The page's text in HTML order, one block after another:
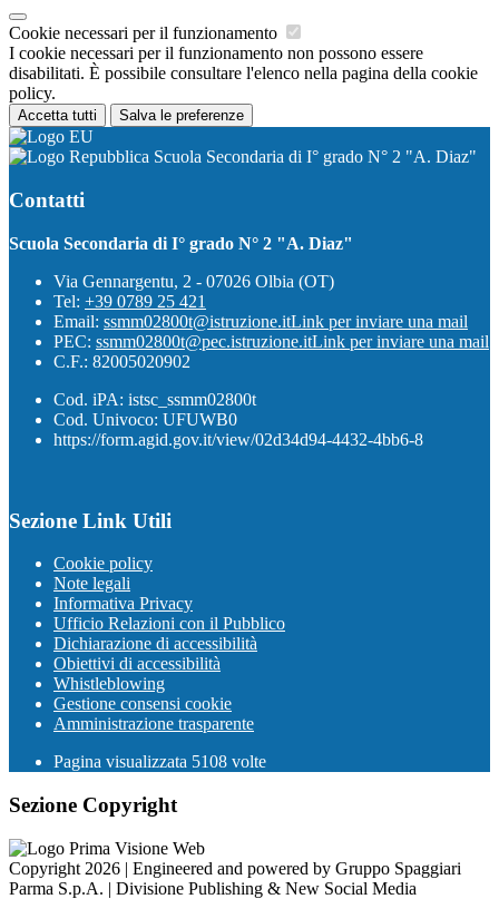
Cookie necessari per il funzionamento
I cookie necessari per il funzionamento non possono essere
disabilitati. È possibile consultare l'elenco nella pagina della cookie
policy.
Accetta tutti Salva le preferenze
Scuola Secondaria di I° grado N° 2 "A. Diaz"
Contatti
Scuola Secondaria di I° grado N° 2 "A. Diaz"
Via Gennargentu, 2 - 07026 Olbia (OT)
Tel: +39 0789 25 421
Email: ssmm02800t@istruzione.itLink per inviare una mail
PEC: ssmm02800t@pec.istruzione.itLink per inviare una mail
C.F.: 82005020902
Cod. iPA: istsc_ssmm02800t
Cod. Univoco: UFUWB0
https://form.agid.gov.it/view/02d34d94-4432-4bb6-8
Sezione Link Utili
Cookie policy
Note legali
Informativa Privacy
Ufficio Relazioni con il Pubblico
Dichiarazione di accessibilità
Obiettivi di accessibilità
Whistleblowing
Gestione consensi cookie
Amministrazione trasparente
Pagina visualizzata 5108 volte
Sezione Copyright
Copyright 2026 | Engineered and powered by Gruppo Spaggiari
Parma S.p.A. | Divisione Publishing & New Social Media